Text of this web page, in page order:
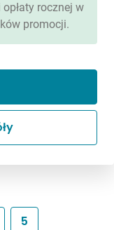
rocznej w
promocji.
5